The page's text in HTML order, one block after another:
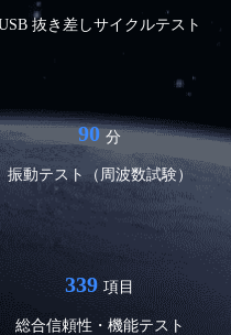
抜き差しサイクルテスト
90 分
振動テスト（周波数試験）
339 項目
総合信頼性・機能テスト